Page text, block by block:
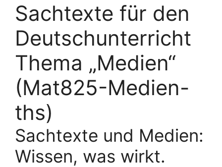
Sachtexte für den
Deutschunterricht
Thema „Medien“
(Mat825-Medien-
ths)
Sachtexte und Medien:
Wissen, was wirkt.